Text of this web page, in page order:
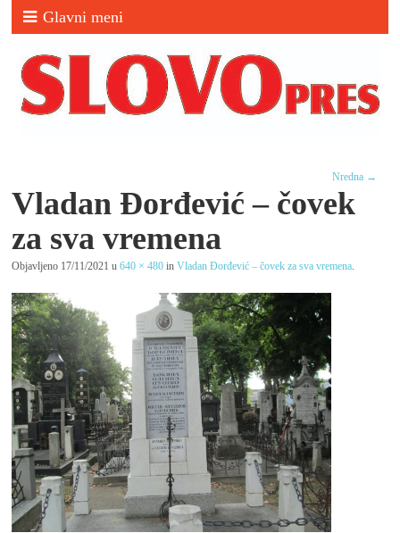
Glavni meni
Nredna →
Vladan Đorđević – čovek
za sva vremena
Objavljeno 17/11/2021 u640 × 480 inVladan Đorđević – čovek za sva vremena.